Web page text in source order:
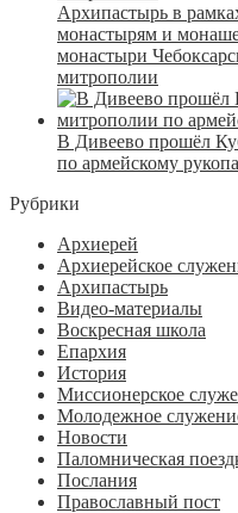
Архипастырь в
монастырям и
монастыри
митрополии
В Дивеево прошёл
по армейскому
Рубрики
Архиерей
Архиерейское
Архипастырь
Видео-материалы
Воскресная школа
Епархия
История
Миссионерское
Молодежное
Новости
Паломническая
Послания
Православный пост